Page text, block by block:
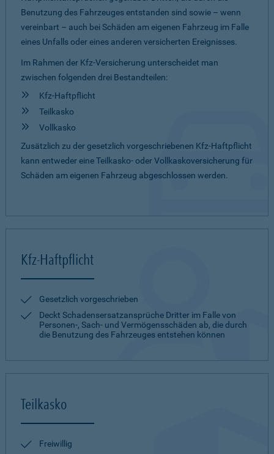
Benutzung des Fahrzeuges entstanden sind sowie – wenn
vereinbart – auch bei Schäden am eigenen Fahrzeug im Falle
eines Unfalls oder eines anderen versicherten Ereignisses.
Im Rahmen der Kfz-Versicherung unterscheidet man
zwischen folgenden drei Bestandteilen:
Kfz-Haftpflicht
Teilkasko
Vollkasko
Zusätzlich zu der gesetzlich vorgeschriebenen Kfz-Haftpflicht
kann entweder eine Teilkasko- oder Vollkaskoversicherung für
Schäden am eigenen Fahrzeug abgeschlossen werden.
Kfz-Haftpflicht
Gesetzlich vorgeschrieben
Deckt Schadensersatzansprüche Dritter im Falle von
Personen-, Sach- und Vermögensschäden ab, die durch
die Benutzung des Fahrzeuges entstehen können
Teilkasko
Freiwillig